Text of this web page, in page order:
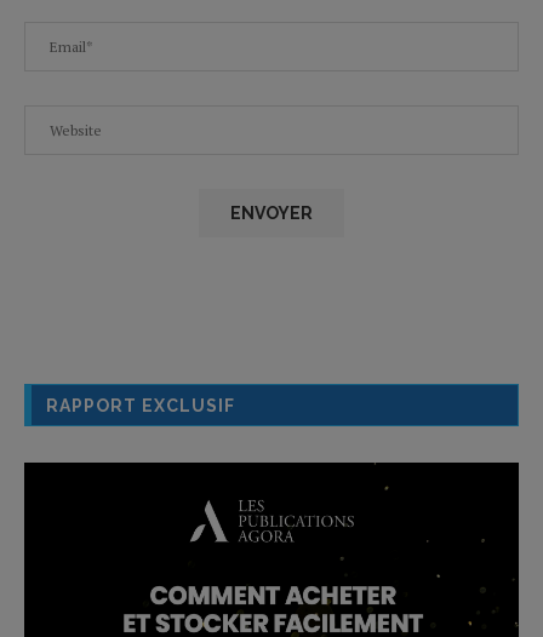
RAPPORT EXCLUSIF